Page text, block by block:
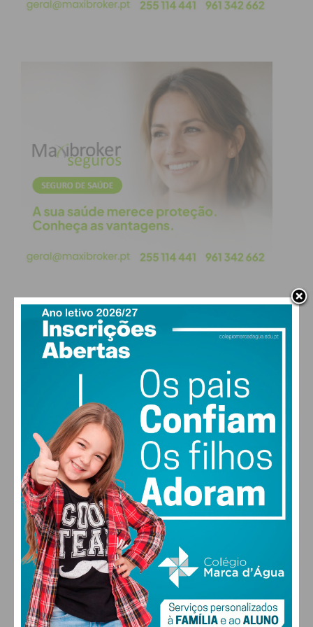
PAÇOS DE FERREIRA
19°
86% humidade
vento: 1m/s E
MAX 19 • MIN 19
30°
QUI
30
SEX
29° 28 °